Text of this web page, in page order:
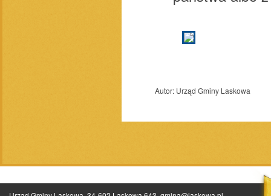
Autor: Urząd Gminy Laskowa